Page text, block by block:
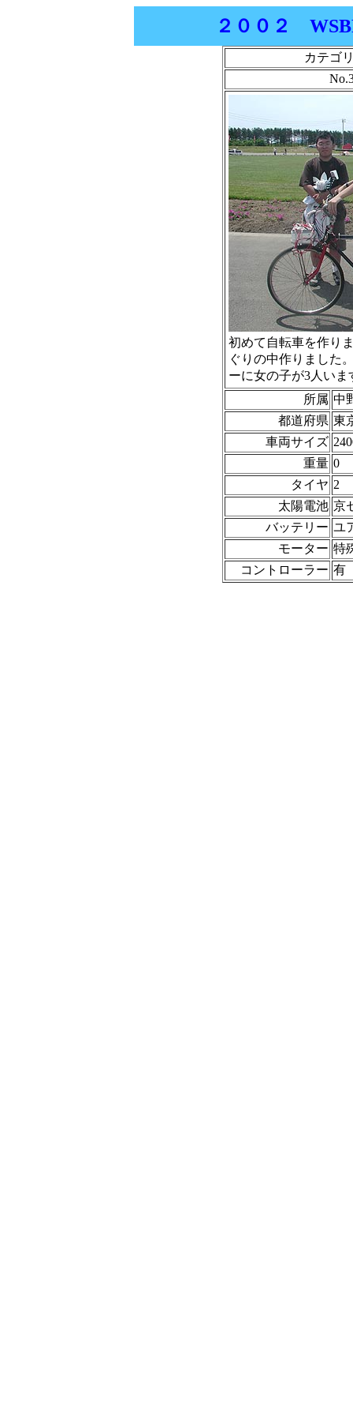
２００２
カテゴ
初めて自転車を作り
ぐりの中作りました
ーに女の子が3人いま
所属 中
都道府県 東
車両サイズ
重量 0
タイヤ 2
太陽電池 京
バッテリー ユ
モーター 特
コントローラー 有